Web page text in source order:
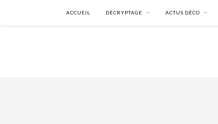
ACCUEIL DÉCRYPTAGE ACTUS DÉCO